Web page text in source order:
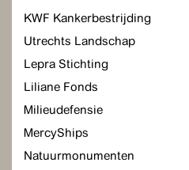
KWF Kankerbestrijding
Utrechts Landschap
Lepra Stichting
Liliane Fonds
Milieudefensie
MercyShips
Natuurmonumenten